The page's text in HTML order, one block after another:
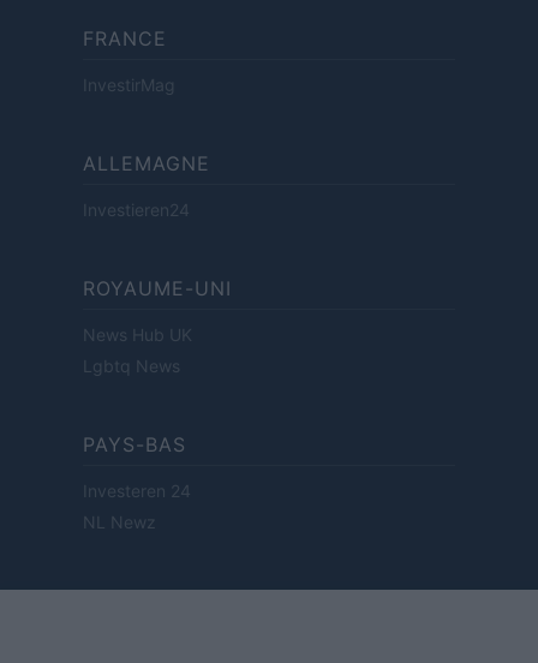
FRANCE
InvestirMag
ALLEMAGNE
Investieren24
ROYAUME-UNI
News Hub UK
Lgbtq News
PAYS-BAS
Investeren 24
NL Newz